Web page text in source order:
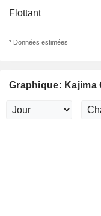
Flottant
* Données estimées
Graphique: Kajima